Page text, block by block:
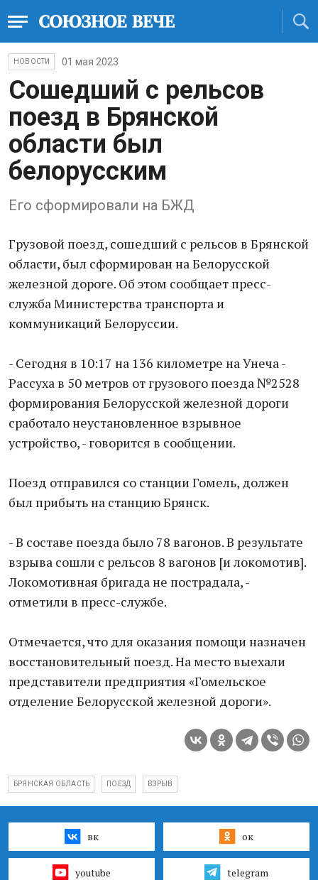
НОВОСТИ 01 мая 2023
Сошедший с рельсов
поезд в Брянской
области был
белорусским
Его сформировали на БЖД
Грузовой поезд, сошедший с рельсов в Брянской
области, был сформирован на Белорусской
железной дороге. Об этом сообщает пресс-
служба Министерства транспорта и
коммуникаций Белоруссии.
- Сегодня в 10:17 на 136 километре на Унеча -
Рассуха в 50 метров от грузового поезда №2528
формирования Белорусской железной дороги
сработало неустановленное взрывное
устройство, - говорится в сообщении.
Поезд отправился со станции Гомель, должен
был прибыть на станцию Брянск.
- В составе поезда было 78 вагонов. В результате
взрыва сошли с рельсов 8 вагонов [и локомотив].
Локомотивная бригада не пострадала, -
отметили в пресс-службе.
Отмечается, что для оказания помощи назначен
восстановительный поезд. На место выехали
представители предприятия «Гомельское
отделение Белорусской железной дороги».
БРЯНСКАЯ ОБЛАСТЬ ПОЕЗД ВЗРЫВ
вк ок
youtube telegram